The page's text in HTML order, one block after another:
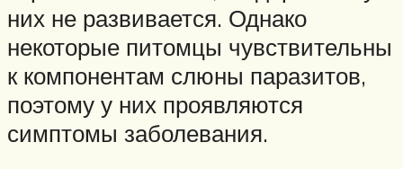
них не развивается. Однако
некоторые питомцы чувствительны
к компонентам слюны паразитов,
поэтому у них проявляются
симптомы заболевания.